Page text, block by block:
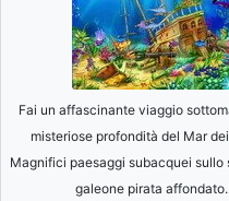
Fai un affascinante viaggio
misteriose profondità del Mar
Magnifici paesaggi subacquei sullo
galeone pirata